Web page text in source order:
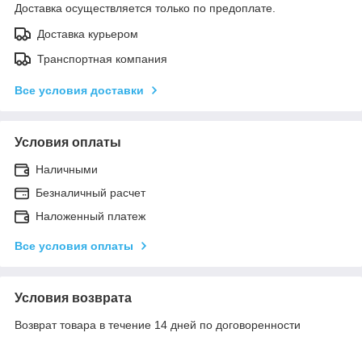
Доставка осуществляется только по предоплате.
Доставка курьером
Транспортная компания
Все условия доставки
Условия оплаты
Наличными
Безналичный расчет
Наложенный платеж
Все условия оплаты
Условия возврата
Возврат товара в течение 14 дней по договоренности